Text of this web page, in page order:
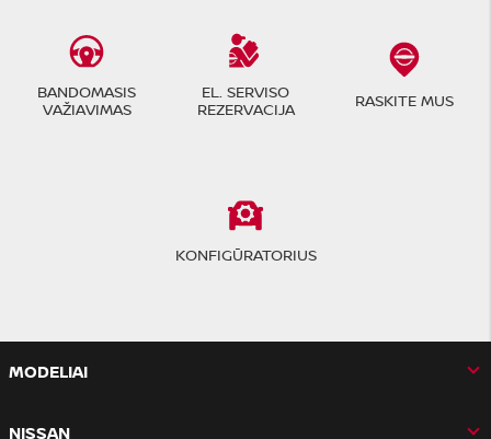
BANDOMASIS
VAŽIAVIMAS
EL. SERVISO
REZERVACIJA
RASKITE MUS
KONFIGŪRATORIUS
MODELIAI
NISSAN